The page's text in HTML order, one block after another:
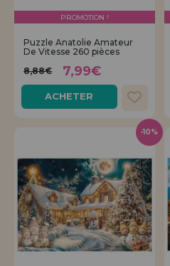
PROMOTION !
Puzzle Anatolie Amateur
De Vitesse 260 pièces
8,88€
7,99€
ACHETER
-10%